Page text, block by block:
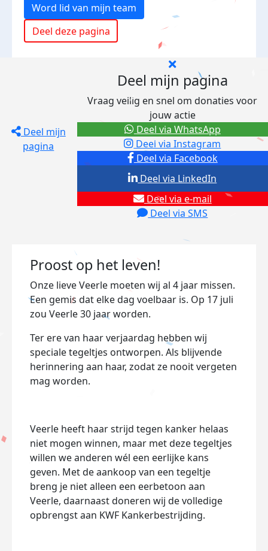
Word lid van mijn team
Deel deze pagina
Deel mijn
pagina
Deel mijn pagina
Vraag veilig en snel om donaties voor
jouw actie
Deel via Facebook
Deel via Instagram
Deel via e-mail
Deel via SMS
Deel via LinkedIn
Deel via WhatsApp
Proost op het leven!
Onze lieve Veerle moeten wij al 4 jaar missen.
Een gemis dat elke dag voelbaar is. Op 17 juli
zou Veerle 30 jaar worden.
Ter ere van haar verjaardag hebben wij
speciale tegeltjes ontworpen. Als blijvende
herinnering aan haar, zodat ze nooit vergeten
mag worden.
Veerle heeft haar strijd tegen kanker helaas
niet mogen winnen, maar met deze tegeltjes
willen we anderen wél een eerlijke kans
geven. Met de aankoop van een tegeltje
breng je niet alleen een eerbetoon aan
Veerle, daarnaast doneren wij de volledige
opbrengst aan KWF Kankerbestrijding.